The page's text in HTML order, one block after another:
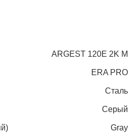
ARGEST 120E 2K M
ERA PRO
Сталь
Серый
Gray